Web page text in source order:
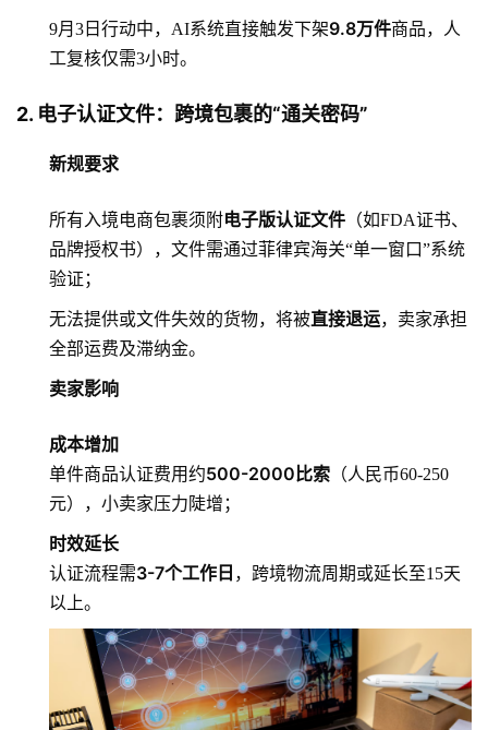
9月3日行动中，AI系统直接触发下架9.8万件商品，人
工复核仅需3小时。
2. 电子认证文件：跨境包裹的“通关密码”
新规要求
所有入境电商包裹须附电子版认证文件 （如FDA证书、
品牌授权书），文件需通过菲律宾海关“单一窗口”系统
验证；
无法提供或文件失效的货物，将被直接退运，卖家承担
全部运费及滞纳金。
卖家影响
成本增加
单件商品认证费用约500-2000比索 （人民币60-250
元），小卖家压力陡增；
时效延长
认证流程需3-7个工作日 ，跨境物流周期或延长至15天
以上。